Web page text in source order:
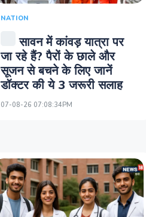
NATION
सावन में कांवड़ यात्रा पर
जा रहे हैं? पैरों के छाले और
सूजन से बचने के लिए जानें
डॉक्टर की ये 3 जरूरी सलाह
07-08-26 07:08:34PM